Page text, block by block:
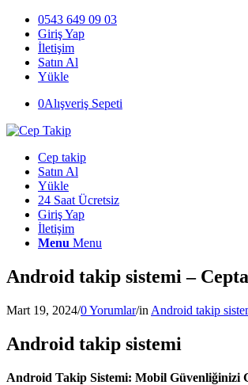
0543 649 09 03
Giriş Yap
İletişim
Satın Al
Yükle
0Alışveriş Sepeti
Cep takip
Satın Al
Yükle
24 Saat Ücretsiz
Giriş Yap
İletişim
Menu Menu
Android takip sistemi –
Mart 19, 2024/0 Yorumlar/in Android takip
Android takip sistemi
Android Takip Sistemi: Mobil Güvenliğinizi